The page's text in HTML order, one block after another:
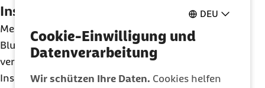
DEU
Cookie-Einwilligung und
Datenverarbeitung
Wir schützen Ihre Daten. Cookies helfen
Insulintherapie
Menschen mit Diabetes kontrollieren täglich ihren
Blutzucker und spritzen regelmäßig Insulin. Es gibt
verschiedene Behandlungskonzepte und Arten von
Insulin. Heute ist dieintensivierte Insulintherapie